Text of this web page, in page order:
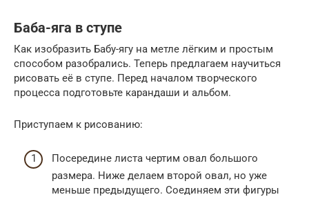
Баба-яга в ступе
Как изобразить Бабу-ягу на метле лёгким и простым
способом разобрались. Теперь предлагаем научиться
рисовать её в ступе. Перед началом творческого
процесса подготовьте карандаши и альбом.
Приступаем к рисованию:
Посередине листа чертим овал большого
размера. Ниже делаем второй овал, но уже
меньше предыдущего. Соединяем эти фигуры